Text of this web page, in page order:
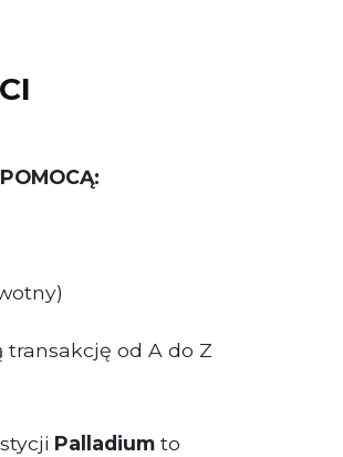
transakcję od A do Z
Palladium to